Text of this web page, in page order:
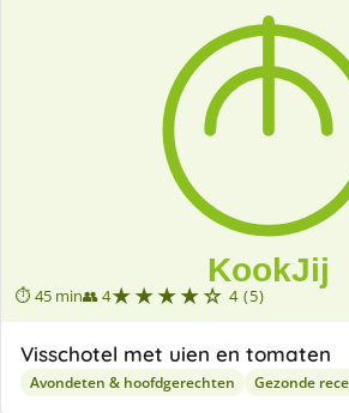
⏱ 45 min👥 4★★★★☆ 4 (5)
Visschotel met uien en tomaten
Avondeten & hoofdgerechten Gezonde